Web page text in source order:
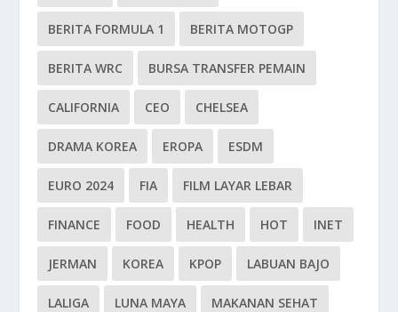
BERITA FORMULA 1 BERITA MOTOGP
BERITA WRC BURSA TRANSFER PEMAIN
CALIFORNIA CEO CHELSEA
DRAMA KOREA EROPA ESDM
EURO 2024 FIA FILM LAYAR LEBAR
FINANCE FOOD HEALTH HOT INET
JERMAN KOREA KPOP LABUAN BAJO
LALIGA LUNA MAYA MAKANAN SEHAT